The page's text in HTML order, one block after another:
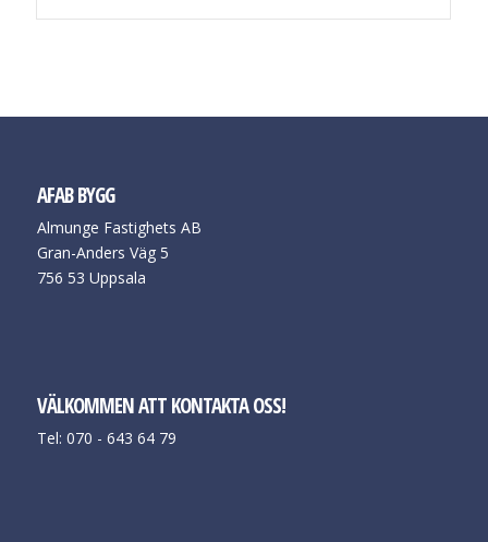
AFAB BYGG
Almunge Fastighets AB
Gran-Anders Väg 5
756 53 Uppsala
VÄLKOMMEN ATT KONTAKTA OSS!
Tel: 070 - 643 64 79